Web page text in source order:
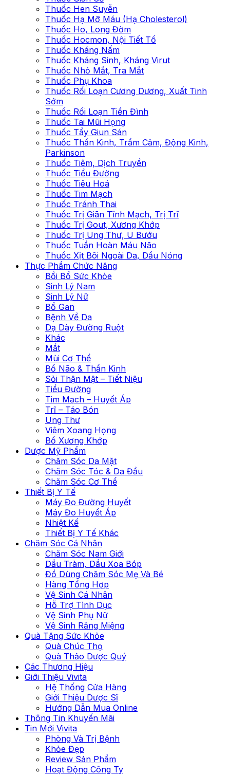
Thuốc Hen Suyễn
Thuốc Hạ Mỡ Máu (Hạ Cholesterol)
Thuốc Ho, Long Đờm
Thuốc Hocmon, Nội Tiết Tố
Thuốc Kháng Nấm
Thuốc Kháng Sinh, Kháng Virut
Thuốc Nhỏ Mắt, Tra Mắt
Thuốc Phụ Khoa
Thuốc Rối Loạn Cương Dương, Xuất Tinh
Sớm
Thuốc Rối Loạn Tiền Đình
Thuốc Tai Mũi Họng
Thuốc Tẩy Giun Sán
Thuốc Thần Kinh, Trầm Cảm, Động Kinh,
Parkinson
Thuốc Tiêm, Dịch Truyền
Thuốc Tiểu Đường
Thuốc Tiêu Hoá
Thuốc Tim Mạch
Thuốc Tránh Thai
Thuốc Trị Giãn Tĩnh Mạch, Trị Trĩ
Thuốc Trị Gout, Xương Khớp
Thuốc Trị Ung Thư, U Bướu
Thuốc Tuần Hoàn Máu Não
Thuốc Xịt Bôi Ngoài Da, Dầu Nóng
Thực Phẩm Chức Năng
Bồi Bổ Sức Khỏe
Sinh Lý Nam
Sinh Lý Nữ
Bổ Gan
Bệnh Về Da
Dạ Dày Đường Ruột
Khác
Mắt
Mùi Cơ Thể
Bổ Não & Thần Kinh
Sỏi Thận Mật – Tiết Niệu
Tiểu Đường
Tim Mạch – Huyết Áp
Trĩ – Táo Bón
Ung Thư
Viêm Xoang Họng
Bổ Xương Khớp
Dược Mỹ Phẩm
Chăm Sóc Da Mặt
Chăm Sóc Tóc & Da Đầu
Chăm Sóc Cơ Thể
Thiết Bị Y Tế
Máy Đo Đường Huyết
Máy Đo Huyết Áp
Nhiệt Kế
Thiết Bị Y Tế Khác
Chăm Sóc Cá Nhân
Chăm Sóc Nam Giới
Dầu Tràm, Dầu Xoa Bóp
Đồ Dùng Chăm Sóc Mẹ Và Bé
Hàng Tổng Hợp
Vệ Sinh Cá Nhân
Hỗ Trợ Tình Dục
Vệ Sinh Phụ Nữ
Vệ Sinh Răng Miệng
Quà Tặng Sức Khỏe
Quà Chúc Thọ
Quà Thảo Dược Quý
Các Thương Hiệu
Giới Thiệu Vivita
Hệ Thống Cửa Hàng
Giới Thiệu Dược Sĩ
Hướng Dẫn Mua Online
Thông Tin Khuyến Mãi
Tin Mới Vivita
Phòng Và Trị Bệnh
Khỏe Đẹp
Review Sản Phẩm
Hoạt Động Công Ty